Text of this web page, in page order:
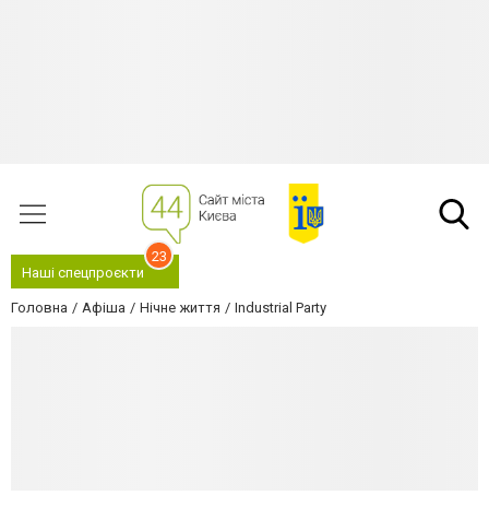
Наші спецпроєкти
23
Головна Афіша Нічне життя Industrial Party